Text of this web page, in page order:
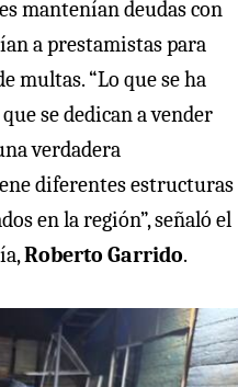
mantenían deudas con
a prestamistas para
multas. “Lo que se ha
se dedican a vender
verdadera
diferentes estructuras
en la región”, señaló el
Roberto Garrido.